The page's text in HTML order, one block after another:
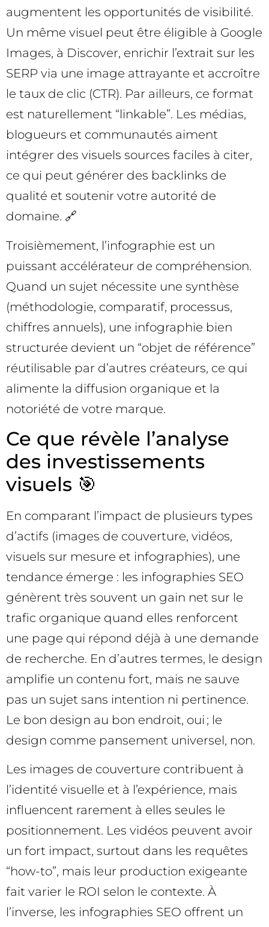
augmentent les opportunités de visibilité.
Un même visuel peut être éligible à Google
Images, à Discover, enrichir l’extrait sur les
SERP via une image attrayante et accroître
le taux de clic (CTR). Par ailleurs, ce format
est naturellement “linkable”. Les médias,
blogueurs et communautés aiment
intégrer des visuels sources faciles à citer,
ce qui peut générer des backlinks de
qualité et soutenir votre autorité de
domaine. 🔗
Troisièmement, l’infographie est un
puissant accélérateur de compréhension.
Quand un sujet nécessite une synthèse
(méthodologie, comparatif, processus,
chiffres annuels), une infographie bien
structurée devient un “objet de référence”
réutilisable par d’autres créateurs, ce qui
alimente la diffusion organique et la
notoriété de votre marque.
Ce que révèle l’analyse
des investissements
visuels 🎯
En comparant l’impact de plusieurs types
d’actifs (images de couverture, vidéos,
visuels sur mesure et infographies), une
tendance émerge : les infographies SEO
génèrent très souvent un gain net sur le
trafic organique quand elles renforcent
une page qui répond déjà à une demande
de recherche. En d’autres termes, le design
amplifie un contenu fort, mais ne sauve
pas un sujet sans intention ni pertinence.
Le bon design au bon endroit, oui ; le
design comme pansement universel, non.
Les images de couverture contribuent à
l’identité visuelle et à l’expérience, mais
influencent rarement à elles seules le
positionnement. Les vidéos peuvent avoir
un fort impact, surtout dans les requêtes
“how-to”, mais leur production exigeante
fait varier le ROI selon le contexte. À
l’inverse, les infographies SEO offrent un